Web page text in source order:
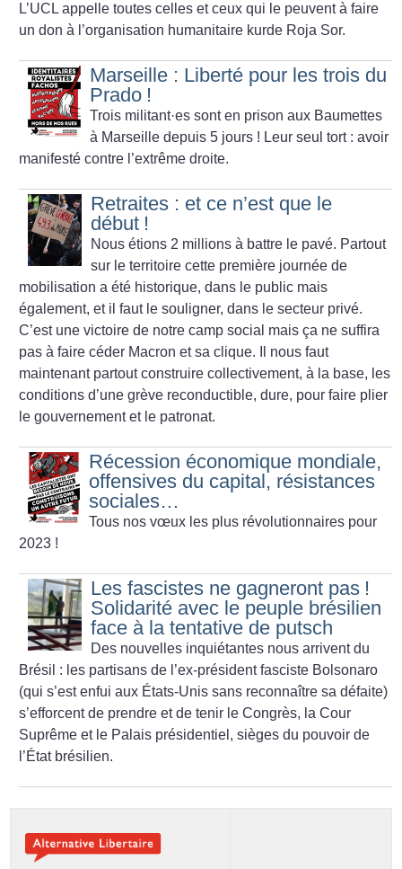
L’UCL appelle toutes celles et ceux qui le peuvent à faire
un don à l’organisation humanitaire kurde Roja Sor.
Marseille : Liberté pour les trois du
Prado !
Trois militant·es sont en prison aux Baumettes
à Marseille depuis 5 jours ! Leur seul tort : avoir
manifesté contre l’extrême droite.
Retraites : et ce n’est que le
début !
Nous étions 2 millions à battre le pavé. Partout
sur le territoire cette première journée de
mobilisation a été historique, dans le public mais
également, et il faut le souligner, dans le secteur privé.
C’est une victoire de notre camp social mais ça ne suffira
pas à faire céder Macron et sa clique. Il nous faut
maintenant partout construire collectivement, à la base, les
conditions d’une grève reconductible, dure, pour faire plier
le gouvernement et le patronat.
Récession économique mondiale,
offensives du capital, résistances
sociales…
Tous nos vœux les plus révolutionnaires pour
2023 !
Les fascistes ne gagneront pas !
Solidarité avec le peuple brésilien
face à la tentative de putsch
Des nouvelles inquiétantes nous arrivent du
Brésil : les partisans de l’ex-président fasciste Bolsonaro
(qui s’est enfui aux États-Unis sans reconnaître sa défaite)
s’efforcent de prendre et de tenir le Congrès, la Cour
Suprême et le Palais présidentiel, sièges du pouvoir de
l’État brésilien.